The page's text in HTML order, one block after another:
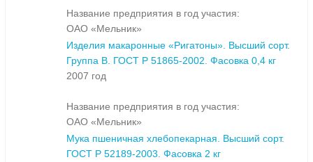
Название предприятия в год участия:
ОАО «Мельник»
Изделия макаронные «Ригатоны». Высший сорт.
Группа В. ГОСТ Р 51865-2002. Фасовка 0,4 кг
2007 год
Название предприятия в год участия:
ОАО «Мельник»
Мука пшеничная хлебопекарная. Высший сорт.
ГОСТ Р 52189-2003. Фасовка 2 кг